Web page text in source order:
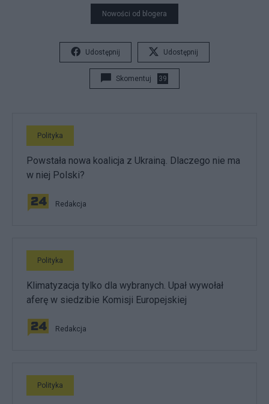
Nowości od blogera
Udostępnij Udostępnij
Skomentuj 39
Polityka
Powstała nowa koalicja z Ukrainą. Dlaczego nie ma
w niej Polski?
Redakcja
Polityka
Klimatyzacja tylko dla wybranych. Upał wywołał
aferę w siedzibie Komisji Europejskiej
Redakcja
Polityka